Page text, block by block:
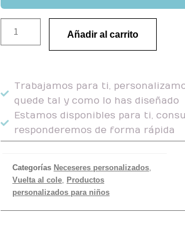
Añadir al carrito
Trabajamos para ti,
quede tal y como lo has diseñado
Estamos disponibles para ti,
responderemos de forma rápida
Categorías Neceseres personalizados,
Vuelta al cole, Productos
personalizados para niños